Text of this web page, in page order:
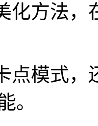
化方法
点模式
。